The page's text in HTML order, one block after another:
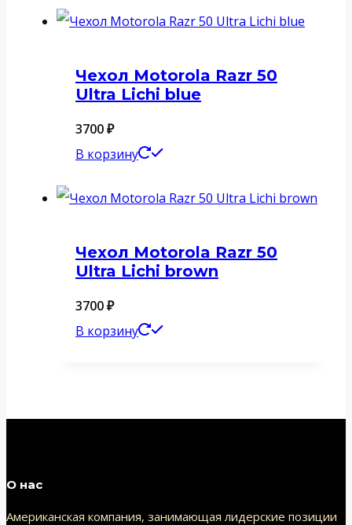
Чехол Motorola Razr 50
Ultra Lichi blue
3700₽
В корзину
Чехол Motorola Razr 50
Ultra Lichi brown
3700₽
В корзину
О нас
Американская компания, занимающая лидерские позиции